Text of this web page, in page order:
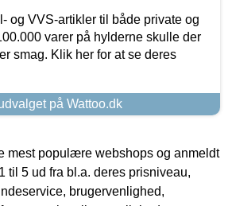
og VVS-artikler til både private og
varer på hylderne skulle der
smag. Klik her for at se deres
på Wattoo.dk
mest populære webshops og anmeldt
til 5 ud fra bl.a. deres prisniveau,
brugervenlighed,